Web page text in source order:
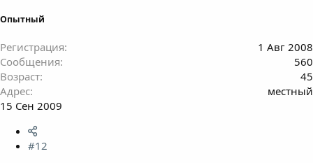
Опытный
Регистрация
1 Авг 2008
Сообщения
560
Возраст
45
Адрес
местный
15 Сен 2009
#12